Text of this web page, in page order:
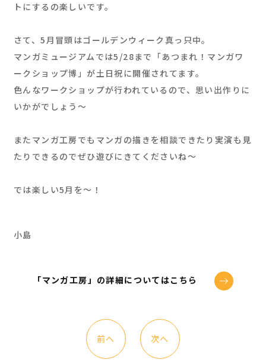
トにするの楽しいです。
さて、5月冒頭はゴールデンウィーク真っ只中。
マンガミュージアムでは5/28まで「あつまれ！マンガワ
ークショップ博」が土日祝に開催されてます。
色んなワークショップが行われているので、思い出作りに
いかがでしょう〜
またマンガ工房でもマンガの描きを相談できたり実演も見
たりできるのでぜひ遊びにきてくださいね〜
では楽しい5月を〜！
小島
「マンガ工房」の詳細についてはこちら
前へ 次へ